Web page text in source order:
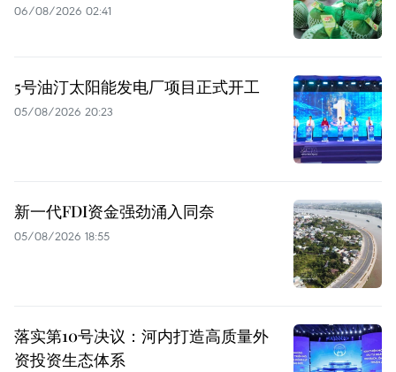
06/08/2026 02:41
5号油汀太阳能发电厂项目正式开工
05/08/2026 20:23
新一代FDI资金强劲涌入同奈
05/08/2026 18:55
落实第10号决议：河内打造高质量外
资投资生态体系